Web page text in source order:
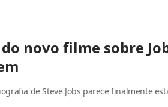
novo filme sobre
de Steve Jobs parece finalmente